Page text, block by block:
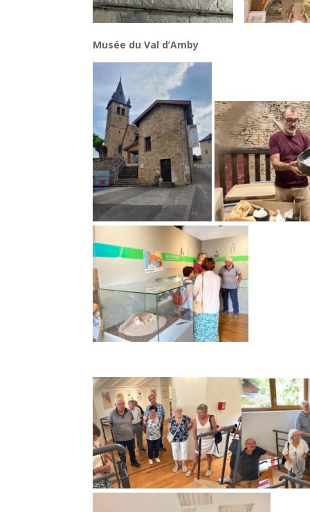
Musée du Val d’Amby